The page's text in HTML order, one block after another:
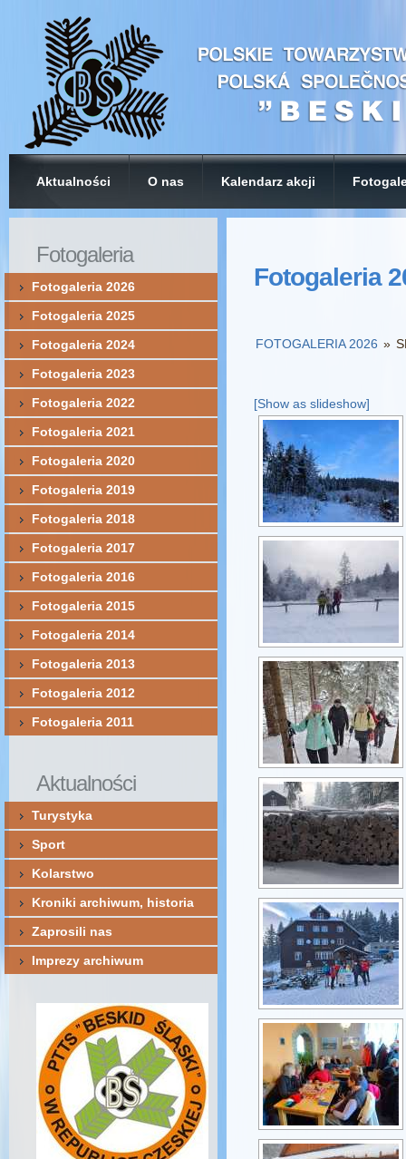
Aktualności O nas Kalendarz akcji
Fotogaleria
FOTOGALERIA 2026 »
[Show as slideshow]
Fotogaleria
Fotogaleria 2026
Fotogaleria 2025
Fotogaleria 2024
Fotogaleria 2023
Fotogaleria 2022
Fotogaleria 2021
Fotogaleria 2020
Fotogaleria 2019
Fotogaleria 2018
Fotogaleria 2017
Fotogaleria 2016
Fotogaleria 2015
Fotogaleria 2014
Fotogaleria 2013
Fotogaleria 2012
Fotogaleria 2011
Aktualności
Turystyka
Sport
Kolarstwo
Kroniki archiwum, historia
Zaprosili nas
Imprezy archiwum